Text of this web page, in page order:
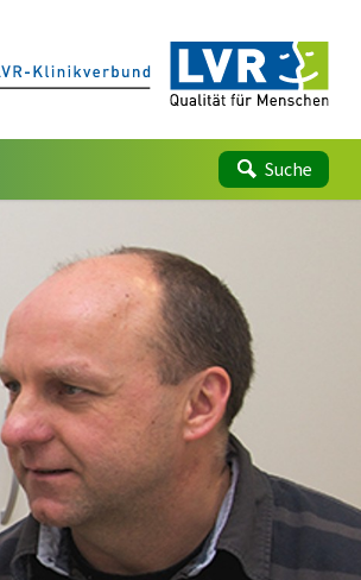
Suche